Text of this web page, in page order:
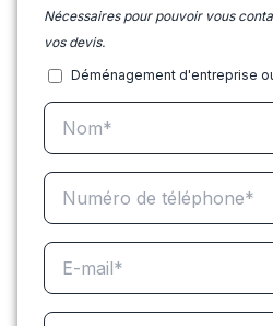
Nécessaires pour pouvoir vous
vos devis.
Déménagement d'entreprise